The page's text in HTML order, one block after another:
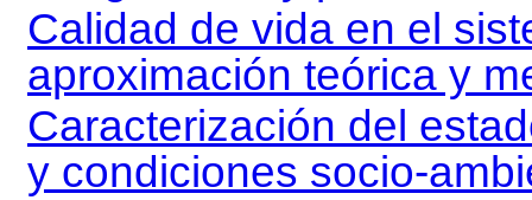
Calidad de vida en el
aproximación teórica y
Caracterización del
y condiciones socio-